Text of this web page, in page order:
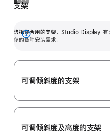
支架
选择你合用的支架。 Studio Display 有
你的各种安装需求。
展
可调倾斜度的支架
可调倾斜度及高‍度的支‍架